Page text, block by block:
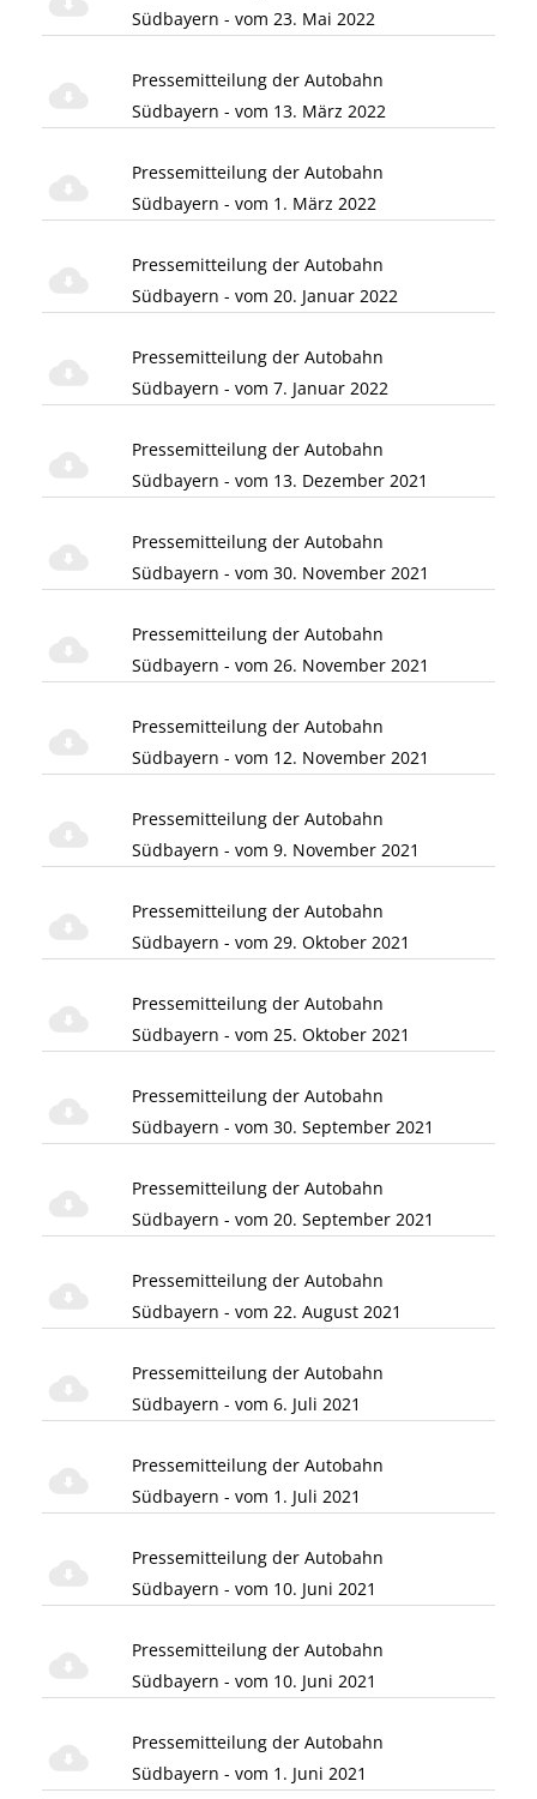
Südbayern - vom 23. Mai 2022
Pressemitteilung der Autobahn
Südbayern - vom 13. März 2022
Pressemitteilung der Autobahn
Südbayern - vom 1. März 2022
Pressemitteilung der Autobahn
Südbayern - vom 20. Januar 2022
Pressemitteilung der Autobahn
Südbayern - vom 7. Januar 2022
Pressemitteilung der Autobahn
Südbayern - vom 13. Dezember 2021
Pressemitteilung der Autobahn
Südbayern - vom 30. November 2021
Pressemitteilung der Autobahn
Südbayern - vom 26. November 2021
Pressemitteilung der Autobahn
Südbayern - vom 12. November 2021
Pressemitteilung der Autobahn
Südbayern - vom 9. November 2021
Pressemitteilung der Autobahn
Südbayern - vom 29. Oktober 2021
Pressemitteilung der Autobahn
Südbayern - vom 25. Oktober 2021
Pressemitteilung der Autobahn
Südbayern - vom 30. September 2021
Pressemitteilung der Autobahn
Südbayern - vom 20. September 2021
Pressemitteilung der Autobahn
Südbayern - vom 22. August 2021
Pressemitteilung der Autobahn
Südbayern - vom 6. Juli 2021
Pressemitteilung der Autobahn
Südbayern - vom 1. Juli 2021
Pressemitteilung der Autobahn
Südbayern - vom 10. Juni 2021
Pressemitteilung der Autobahn
Südbayern - vom 10. Juni 2021
Pressemitteilung der Autobahn
Südbayern - vom 1. Juni 2021